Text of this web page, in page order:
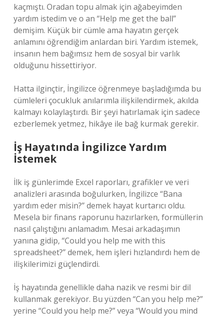
kaçmıştı. Oradan topu almak için ağabeyimden
yardım istedim ve o an “Help me get the ball”
demişim. Küçük bir cümle ama hayatın gerçek
anlamını öğrendiğim anlardan biri. Yardım istemek,
insanın hem bağımsız hem de sosyal bir varlık
olduğunu hissettiriyor.
Hatta ilginçtir, İngilizce öğrenmeye başladığımda bu
cümleleri çocukluk anılarımla ilişkilendirmek, akılda
kalmayı kolaylaştırdı. Bir şeyi hatırlamak için sadece
ezberlemek yetmez, hikâye ile bağ kurmak gerekir.
İş Hayatında İngilizce Yardım
İstemek
İlk iş günlerimde Excel raporları, grafikler ve veri
analizleri arasında boğulurken, İngilizce “Bana
yardım eder misin?” demek hayat kurtarıcı oldu.
Mesela bir finans raporunu hazırlarken, formüllerin
nasıl çalıştığını anlamadım. Mesai arkadaşımın
yanına gidip, “Could you help me with this
spreadsheet?” demek, hem işleri hızlandırdı hem de
ilişkilerimizi güçlendirdi.
İş hayatında genellikle daha nazik ve resmi bir dil
kullanmak gerekiyor. Bu yüzden “Can you help me?”
yerine “Could you help me?” veya “Would you mind